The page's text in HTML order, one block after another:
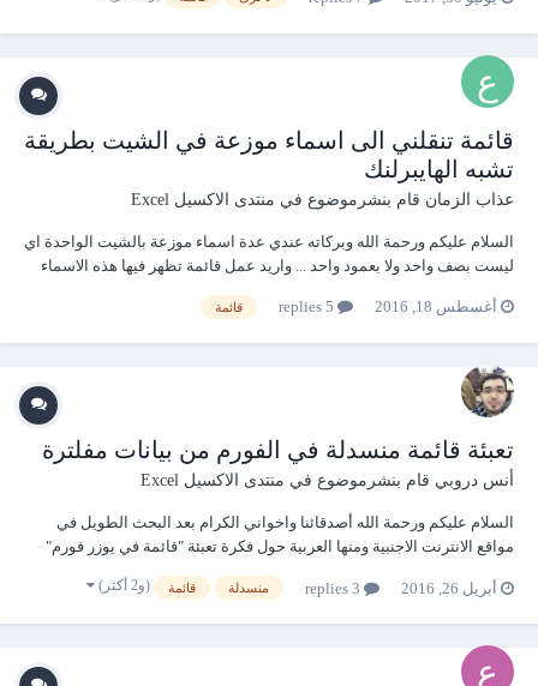
قائمة تنقلني الى اسماء موزعة في الشيت بطريقة
تشبه الهايبرلنك
عذاب الزمان قام بنشرموضوع في منتدى الاكسيل Excel
السلام عليكم ورحمة الله وبركاته عندي عدة اسماء موزعة بالشيت الواحدة اي
ليست بصف واحد ولا بعمود واحد ... واريد عمل قائمة تظهر فيها هذه الاسماء
سالم وقاسم وعلي منتشرين بخلايا مختلفة داخل الشيت ... واريدها ان تظهر
أغسطس 18, 2016 قائمة
تعبئة قائمة منسدلة في الفورم من بيانات مفلترة
أنس دروبي قام بنشرموضوع في منتدى الاكسيل Excel
السلام عليكم ورحمة الله أصدقائنا واخواني الكرام بعد البحث الطويل في
مواقع الانترنت الاجنبية ومنها العربية حول فكرة تعبئة "قائمة في يوزر فورم"
ومتميزة ولكن اكثرها كانت تعتمد على مبدأ الفلترة وبعدها نسخ البيانات
أبريل 26, 2016 منسدلة قائمة (و2 أكثر)